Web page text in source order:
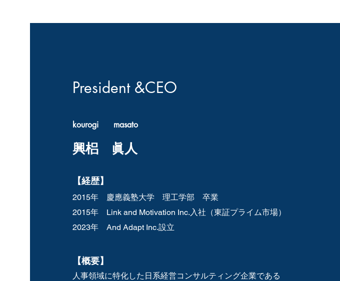
President &CEO
kourogi masato
興梠 眞人
【経歴】
2015年 慶應義塾大学 理工学部 卒業
2015年 Link and Motivation Inc.入社（東証プライム市場）
2023年 And Adapt Inc.設立
【概要】
人事領域に特化した日系経営コンサルティング企業である